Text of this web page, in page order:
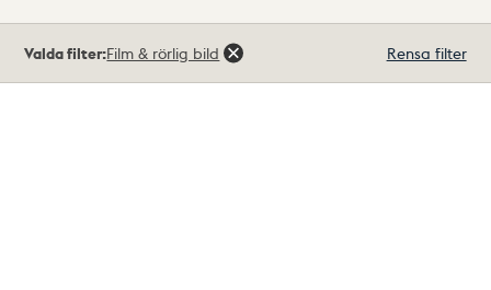
träffar
Valda filter:Film & rörlig bild Rensa filter